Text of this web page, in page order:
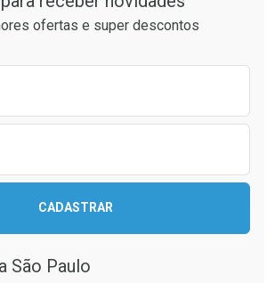
Ativar Desconto
Comprar sem Desconto
Comprar sem Desconto
ofertas e super descontos
CADASTRAR
São Paulo